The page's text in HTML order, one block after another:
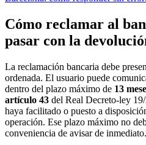
Cómo reclamar al
pasar con la
La reclamación bancaria debe
ordenada. El usuario puede
dentro del plazo máximo de 13
artículo 43 del Real Decreto-ley
haya facilitado o puesto a
operación. Ese plazo máximo no
conveniencia de avisar de inmediato.